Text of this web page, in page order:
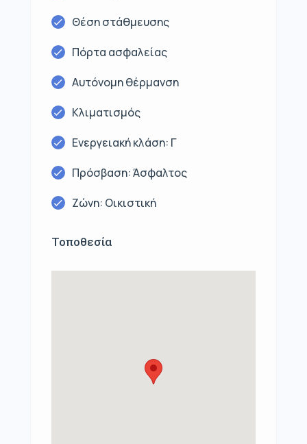
Θέση στάθμευσης
Πόρτα ασφαλείας
Αυτόνομη θέρμανση
Κλιματισμός
Ενεργειακή κλάση: Γ
Πρόσβαση: Άσφαλτος
Ζώνη: Οικιστική
Τοποθεσία